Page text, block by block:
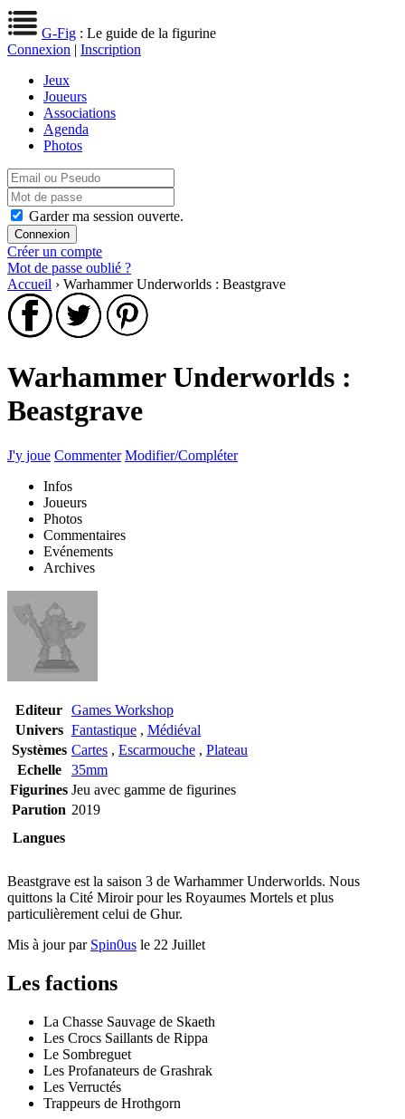
G-Fig : Le guide de la figurine
Connexion | Inscription
Jeux
Joueurs
Associations
Agenda
Photos
Garder ma session ouverte.
Créer un compte
Mot de passe oublié ?
Accueil › Warhammer Underworlds : Beastgrave
Warhammer Underworlds :
Beastgrave
J'y joue Commenter Modifier/Compléter
Infos
Joueurs
Photos
Commentaires
Evénements
Archives
Editeur Games Workshop
Univers Fantastique , Médiéval
Systèmes Cartes , Escarmouche , Plateau
Echelle
35mm
Figurines Jeu avec gamme de figurines
Parution 2019
Langues
Beastgrave est la saison 3 de Warhammer Underworlds. Nous
quittons la Cité Miroir pour les Royaumes Mortels et plus
particulièrement celui de Ghur.
Mis à jour par Spin0us le 22 Juillet
Les factions
La Chasse Sauvage de Skaeth
Les Crocs Saillants de Rippa
Le Sombreguet
Les Profanateurs de Grashrak
Les Verructés
Trappeurs de Hrothgorn